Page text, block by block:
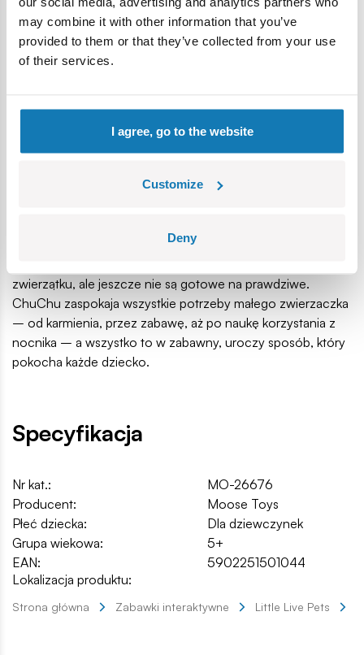
may combine it with other information that you’ve
provided to them or that they’ve collected from your use
of their services.
I agree, go to the website
Customize
Deny
1 x interaktywny pluszowy miś panda
1 x bambusowy patyczek do karmienia
1 x nocnik z funkcją "magicznej kupki"
1 x certyfikat adopcyjny
baterii alkalicznych)
ChuChu to nowy, puchaty przyjaciel, który uczy czułości i
zwierzątku, ale jeszcze nie są gotowe na prawdziwe.
ChuChu zaspokaja wszystkie potrzeby małego zwierzaczka
– od karmienia, przez zabawę, aż po naukę korzystania z
nocnika – a wszystko to w zabawny, uroczy sposób, który
pokocha każde dziecko.
Specyfikacja
Nr kat.:
MO-26676
Producent:
Moose Toys
Płeć dziecka:
Dla dziewczynek
Grupa wiekowa:
5+
EAN:
5902251501044
Lokalizacja produktu:
Strona główna Zabawki interaktywne Little Live Pets